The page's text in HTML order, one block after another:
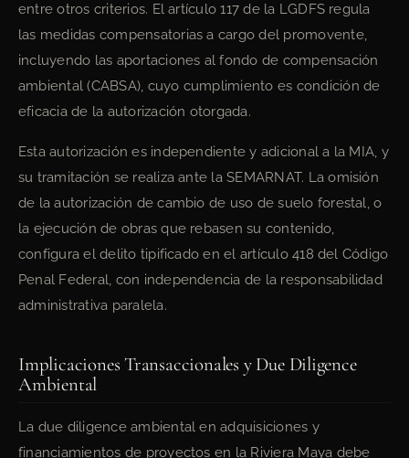
entre otros criterios. El artículo 117 de la LGDFS regula
las medidas compensatorias a cargo del promovente,
incluyendo las aportaciones al fondo de compensación
ambiental (CABSA), cuyo cumplimiento es condición de
eficacia de la autorización otorgada.
Esta autorización es independiente y adicional a la MIA, y
su tramitación se realiza ante la SEMARNAT. La omisión
de la autorización de cambio de uso de suelo forestal, o
la ejecución de obras que rebasen su contenido,
configura el delito tipificado en el artículo 418 del Código
Penal Federal, con independencia de la responsabilidad
administrativa paralela.
Implicaciones Transaccionales y Due Diligence
Ambiental
La due diligence ambiental en adquisiciones y
financiamientos de proyectos en la Riviera Maya debe